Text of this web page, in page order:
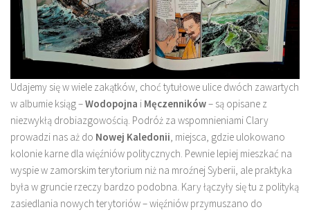
Udajemy się w wiele zakątków, choć tytułowe ulice dwóch zawartych
w albumie ksiąg –Wodopojna i Męczenników– są opisane z
niezwykłą drobiazgowością. Podróż za wspomnieniami Clary
prowadzi nas aż do Nowej Kaledonii , miejsca, gdzie ulokowano
kolonie karne dla więźniów politycznych. Pewnie lepiej mieszkać na
wyspie w zamorskim terytorium niż na mroźnej Syberii, ale praktyka
była w gruncie rzeczy bardzo podobna. Kary łączyły się tu z polityką
zasiedlania nowych terytoriów – więźniów przymuszano do